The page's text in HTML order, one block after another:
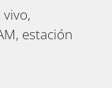
estación